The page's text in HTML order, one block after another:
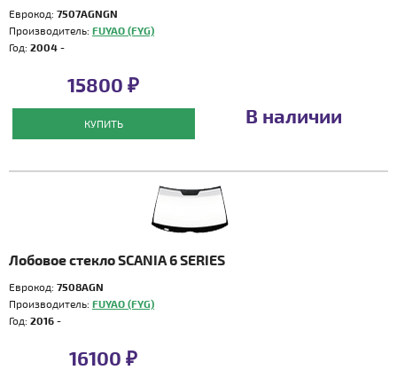
Еврокод: 7507AGNGN
Производитель: FUYAO (FYG)
Год: 2004 -
15800 ₽
КУПИТЬ В наличии
Лобовое стекло SCANIA 6 SERIES
Еврокод: 7508AGN
Производитель: FUYAO (FYG)
Год: 2016 -
16100 ₽